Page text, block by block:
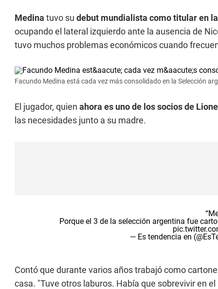
Medina tuvo su debut mundialista como titular en
ocupando el lateral izquierdo ante la ausencia de
tuvo muchos problemas económicos cuando
Facundo Medina está cada vez más consolidado en la Selección
El jugador, quien ahora es uno de los socios de
las necesidades junto a su madre.
Porque el 3 de la selección argentina fue
— Es tendencia en
Contó que durante varios años trabajó como
casa. "Tuve otros laburos. Había que sobrevivir en el